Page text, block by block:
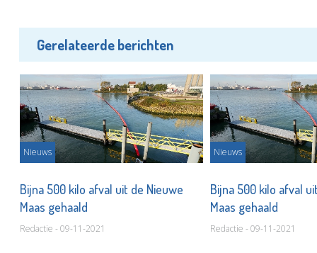
Gerelateerde berichten
Nieuws
Bijna 500 kilo afval uit de Nieuwe
Maas gehaald
Redactie - 09-11-2021
Nieuws
Bijna 500 kilo afval
Maas gehaald
Redactie - 09-11-2021